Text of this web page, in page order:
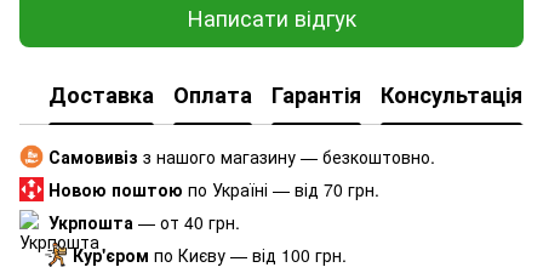
Написати відгук
Доставка Оплата Гарантія Консультація
Самовивіз з нашого магазину — безкоштовно.
Новою поштою по Україні — від 70 грн.
Укрпошта — от 40 грн.
Кур'єром по Києву — від 100 грн.